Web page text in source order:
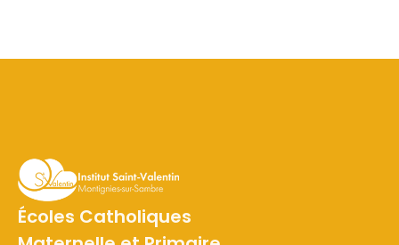
Écoles Catholiques